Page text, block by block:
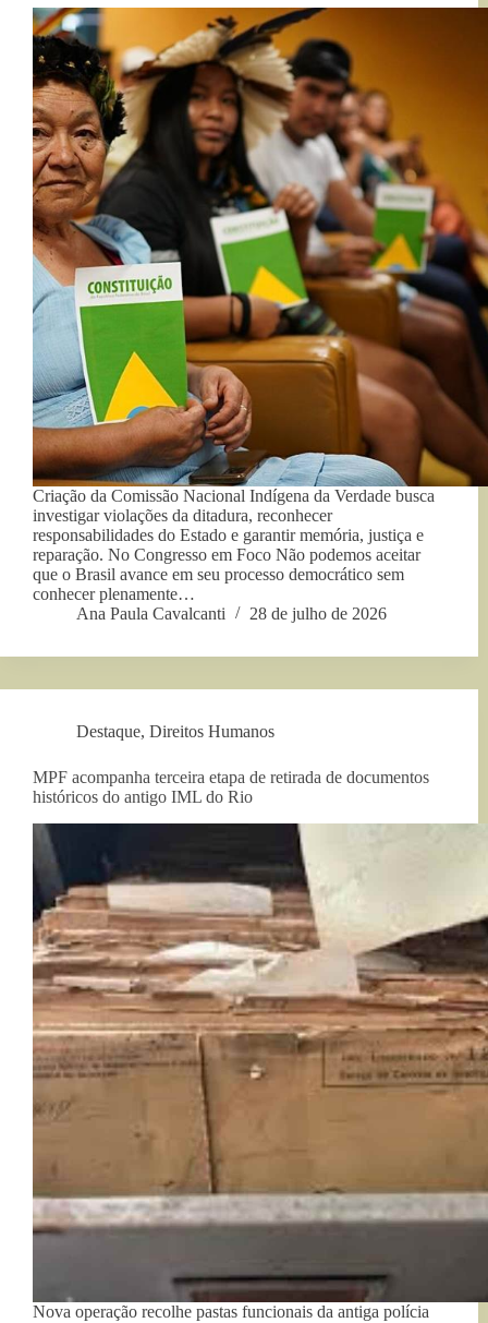
Criação da Comissão Nacional Indígena da Verdade busca
investigar violações da ditadura, reconhecer
responsabilidades do Estado e garantir memória, justiça e
reparação. No Congresso em Foco Não podemos aceitar
que o Brasil avance em seu processo democrático sem
conhecer plenamente…
Ana Paula Cavalcanti
28 de julho de 2026
Destaque, Direitos Humanos
MPF acompanha terceira etapa de retirada de documentos
históricos do antigo IML do Rio
Nova operação recolhe pastas funcionais da antiga polícia